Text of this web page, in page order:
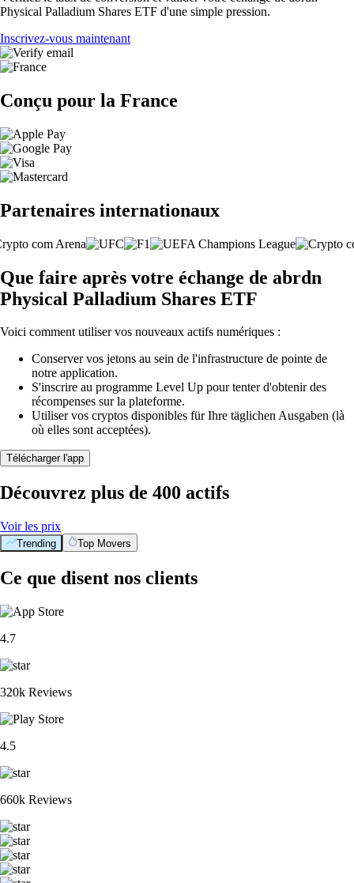
Physical Palladium Shares ETF d'une simple pression.
Inscrivez-vous maintenant
Conçu pour la France
Partenaires internationaux
Que faire après votre échange de abrdn
Physical Palladium Shares ETF
Voici comment utiliser vos nouveaux actifs numériques :
Conserver vos jetons au sein de l'infrastructure de pointe de
notre application.
S'inscrire au programme Level Up pour tenter d'obtenir des
récompenses sur la plateforme.
Utiliser vos cryptos disponibles für Ihre täglichen Ausgaben (là
où elles sont acceptées).
Télécharger l'app
Découvrez plus de 400 actifs
Voir les prix
Trending Top Movers
Ce que disent nos clients
4.7
320k Reviews
4.5
660k Reviews